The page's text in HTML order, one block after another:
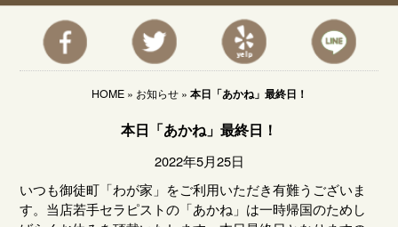
HOME» お知らせ» 本日「あかね」最終日！
本日「あかね」最終日！
2022年5月25日
いつも御徒町「わが家」をご利用いただき有難うございま
す。当店若手セラピストの「あかね」は一時帰国のためし